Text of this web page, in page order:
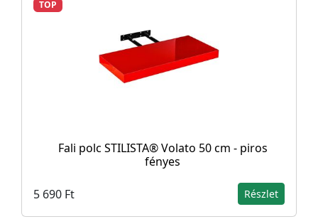
TOP
Fali polc STILISTA® Volato 50 cm - piros
fényes
5 690 Ft Részlet